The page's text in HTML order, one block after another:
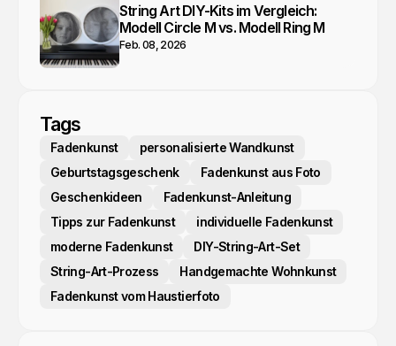
String Art DIY-Kits im Vergleich:
Modell Circle M vs. Modell Ring M
Feb. 08, 2026
Tags
Fadenkunst
personalisierte Wandkunst
Geburtstagsgeschenk
Fadenkunst aus Foto
Geschenkideen
Fadenkunst-Anleitung
Tipps zur Fadenkunst
individuelle Fadenkunst
moderne Fadenkunst
DIY-String-Art-Set
String-Art-Prozess
Handgemachte Wohnkunst
Fadenkunst vom Haustierfoto